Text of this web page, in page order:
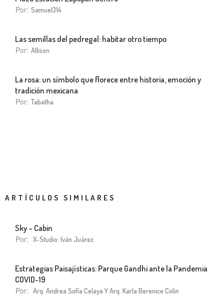
Por: Samuel314
Las semillas del pedregal: habitar otro tiempo
Por: Allison
La rosa: un símbolo que florece entre historia, emoción y
tradición mexicana
Por: Tabatha
ARTÍCULOS SIMILARES
Sky – Cabin
Por: X-Studio: Iván Juárez
Estrategias Paisajísticas: Parque Gandhi ante la Pandemia
COVID-19
Por: Arq. Andrea Sofía Celaya Y Arq. Karla Berenice Colin